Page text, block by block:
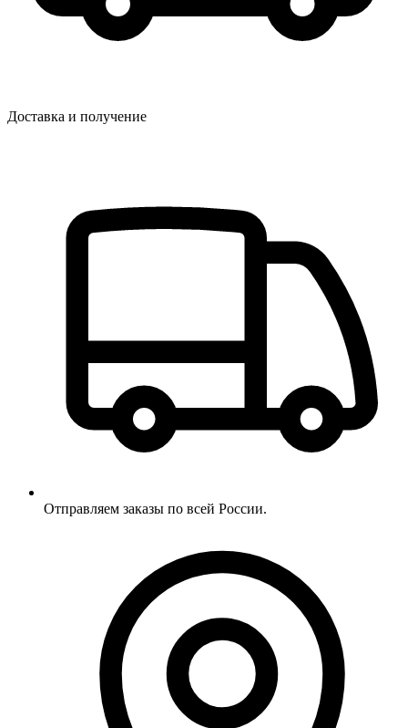
Доставка и получение
Отправляем заказы по всей России.